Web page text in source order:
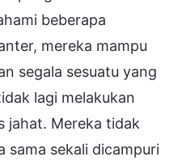
beberapa
mereka mampu
segala sesuatu yang
lagi melakukan
jahat. Mereka tidak
sekali dicampuri